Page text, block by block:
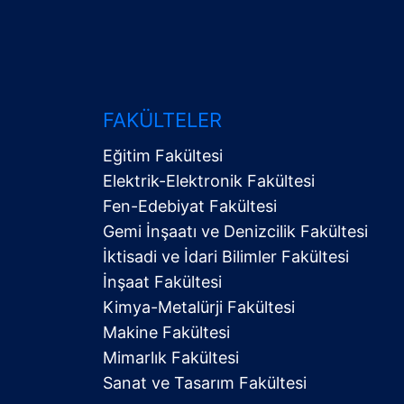
Alt
Menü
FAKÜLTELER
Eğitim Fakültesi
Elektrik-Elektronik Fakültesi
Fen-Edebiyat Fakültesi
Gemi İnşaatı ve Denizcilik Fakültesi
İktisadi ve İdari Bilimler Fakültesi
İnşaat Fakültesi
Kimya-Metalürji Fakültesi
Makine Fakültesi
Mimarlık Fakültesi
Sanat ve Tasarım Fakültesi